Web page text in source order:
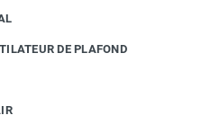
DE PLAFOND